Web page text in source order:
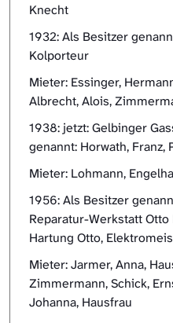
Knecht
1932: Als Besitzer
Kolporteur
Mieter: Essinger,
Albrecht, Alois,
1938: jetzt: Gelbinger
genannt: Horwath, Franz,
Mieter: Lohmann,
1956: Als Besitzer
Reparatur-Werkstatt
Hartung Otto,
Mieter: Jarmer, Anna,
Zimmermann, Schick,
Johanna, Hausfrau